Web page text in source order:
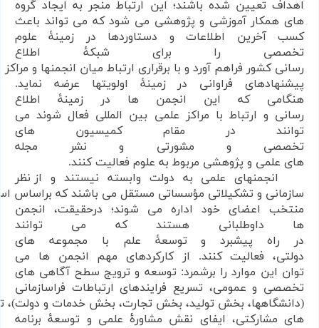
اهداف تعیین شده باشند؛ این ارتباط منجر به ایجاد گروه
های همکار آموزشی و پژوهشی می شود که می تواند باعث
کسب
آخرین اطلاعات و دستاوردها در زمینۀ
علوم
تخصصی
را برای شبکۀ
اطلاع
رسانی کشور فراهم آورد و با برقراری ارتباط میان انجمنها و مراکز
پیشنهادهای
فراوانی در زمینۀ اولویتها
عرضه نماید.
هنگامی
که این انجمن ها در
زمینۀ اطلاع
رسانی و ارتباط با مراکز علمی بین المللی فعال شوند می
توانند
در مقام
کمیسیون های
تخصصی
و مشورتی و نشر
مجله
های علمی و پژوهشی مربوط به علوم فعالیت کنند.
انجمنهای
علمی به دولت وابسته نیستند و از نظر
سازمانی و تشکیلاتی مؤسساتی مستقل می باشند که براساس
منتخب
اعضای خود اداره می شوند؛ درحقیقت،
انجمن
ها
داوطلبانی هستند
که می توانند
در
راه پیشبرد و توسعۀ
علم با مجموعه های
دولتی، فعالیت کنند. از کارکردهای مهم انجمن ها
می
توان این موارد را برشمرد: توسعه و ترویج سطح آگاهی های
تخصصی و عمومی، تسریع فرایندهای ارتباطات فراسازمانی
(دانشگاهها، بخش تولید، بخش تجارت، بخش خدمات و دولت(،
های مشارکتی، ایفای نقش مشاورۀ علمی و توسعۀ برنامه